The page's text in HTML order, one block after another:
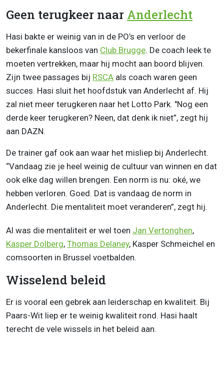
Geen terugkeer naar Anderlecht
Hasi bakte er weinig van in de PO’s en verloor de
bekerfinale kansloos van Club Brugge. De coach leek te
moeten vertrekken, maar hij mocht aan boord blijven.
Zijn twee passages bij RSCA als coach waren geen
succes. Hasi sluit het hoofdstuk van Anderlecht af. Hij
zal niet meer terugkeren naar het Lotto Park. "Nog een
derde keer terugkeren? Neen, dat denk ik niet”, zegt hij
aan DAZN.
De trainer gaf ook aan waar het misliep bij Anderlecht.
“Vandaag zie je heel weinig de cultuur van winnen en dat
ook elke dag willen brengen. Een norm is nu: oké, we
hebben verloren. Goed. Dat is vandaag de norm in
Anderlecht. Die mentaliteit moet veranderen”, zegt hij.
Al was die mentaliteit er wel toen Jan Vertonghen,
Kasper Dolberg, Thomas Delaney, Kasper Schmeichel en
comsoorten in Brussel voetbalden.
Wisselend beleid
Er is vooral een gebrek aan leiderschap en kwaliteit. Bij
Paars-Wit liep er te weinig kwaliteit rond. Hasi haalt
terecht de vele wissels in het beleid aan.